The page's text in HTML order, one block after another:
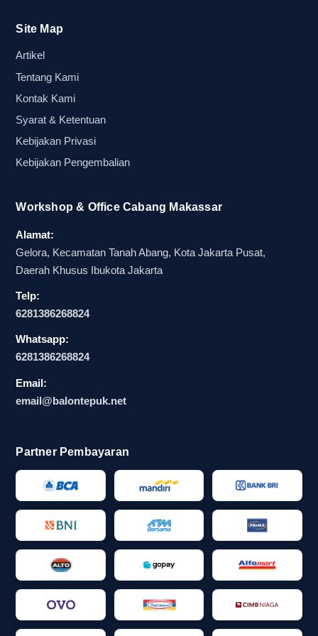
berhubungan langsung dengan umur pakai. Jika
acara hanya berlangsung singkat, model yang
lebih ekonomis bisa cukup. Namun bila balon
akan dipakai berulang di pertandingan sepak
bola, roadshow promo, atau kampanye brand,
maka kami biasanya menyarankan bahan yang
Hal yang sering membuat pembeli bingung
percetakan atribut supporter, supplier
merchandise event, atau produsen alat promosi
berbeda. Karena itu, saat membandingkan harga,
jangan hanya melihat nama produknya. Cermati
apakah itu balon tepuk plastik, balon tepuk tiup,
atau balon promosi event dengan finishing
membuat harga berubah, dari musim
event sampai momen ramai pesanan
Harga balon tepuk Makassar tidak selalu sama
sepanjang waktu. Pada musim event, menjelang
pertandingan besar, atau saat persiapan acara
mendadak, vendor biasanya menghadapi antrean
produksi yang lebih padat. Kondisi ini dapat
membuat biaya naik karena kebutuhan lembur,
prioritas pengerjaan, atau penyesuaian jadwal
Site Map
Artikel
Tentang Kami
Kontak Kami
Syarat & Ketentuan
Kebijakan Privasi
Kebijakan Pengembalian
Workshop & Office Cabang Makassar
Alamat:
Gelora, Kecamatan Tanah Abang, Kota Jakarta Pusat,
Daerah Khusus Ibukota Jakarta
Telp:
6281386268824
Whatsapp:
6281386268824
Email:
email@balontepuk.net
Partner Pembayaran